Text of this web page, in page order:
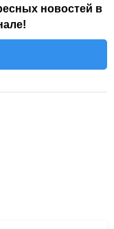
новостей в